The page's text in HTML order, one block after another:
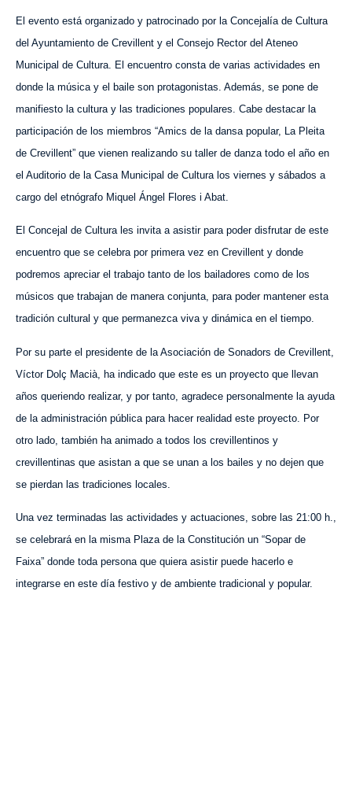
El evento está organizado y patrocinado por la Concejalía de Cultura
del Ayuntamiento de Crevillent y el Consejo Rector del Ateneo
Municipal de Cultura. El encuentro consta de varias actividades en
donde la música y el baile son protagonistas. Además, se pone de
manifiesto la cultura y las tradiciones populares. Cabe destacar la
participación de los miembros “Amics de la dansa popular, La Pleita
de Crevillent” que vienen realizando su taller de danza todo el año en
el Auditorio de la Casa Municipal de Cultura los viernes y sábados a
cargo del etnógrafo Miquel Ángel Flores i Abat.
El Concejal de Cultura les invita a asistir para poder disfrutar de este
encuentro que se celebra por primera vez en Crevillent y donde
podremos apreciar el trabajo tanto de los bailadores como de los
músicos que trabajan de manera conjunta, para poder mantener esta
tradición cultural y que permanezca viva y dinámica en el tiempo.
Por su parte el presidente de la Asociación de Sonadors de Crevillent,
Víctor Dolç Macià, ha indicado que este es un proyecto que llevan
años queriendo realizar, y por tanto, agradece personalmente la ayuda
de la administración pública para hacer realidad este proyecto. Por
otro lado, también ha animado a todos los crevillentinos y
crevillentinas que asistan a que se unan a los bailes y no dejen que
se pierdan las tradiciones locales.
Una vez terminadas las actividades y actuaciones, sobre las 21:00 h.,
se celebrará en la misma Plaza de la Constitución un “Sopar de
Faixa” donde toda persona que quiera asistir puede hacerlo e
integrarse en este día festivo y de ambiente tradicional y popular.